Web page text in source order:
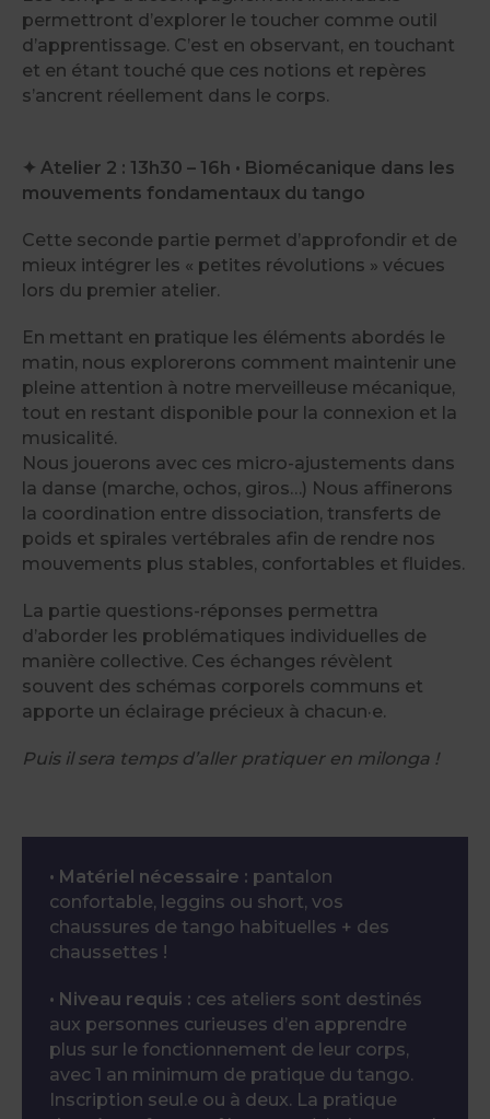
permettront d’explorer le toucher comme outil
d’apprentissage. C’est en observant, en touchant
et en étant touché que ces notions et repères
s’ancrent réellement dans le corps.
✦ Atelier 2 : 13h30 – 16h • Biomécanique dans les
mouvements fondamentaux du tango
Cette seconde partie permet d’approfondir et de
mieux intégrer les « petites révolutions » vécues
lors du premier atelier.
En mettant en pratique les éléments abordés le
matin, nous explorerons comment maintenir une
pleine attention à notre merveilleuse mécanique,
tout en restant disponible pour la connexion et la
musicalité.
Nous jouerons avec ces micro-ajustements dans
la danse (marche, ochos, giros…) Nous affinerons
la coordination entre dissociation, transferts de
poids et spirales vertébrales afin de rendre nos
mouvements plus stables, confortables et fluides.
La partie questions-réponses permettra
d’aborder les problématiques individuelles de
manière collective. Ces échanges révèlent
souvent des schémas corporels communs et
apporte un éclairage précieux à chacun·e.
Puis il sera temps d’aller pratiquer en milonga !
• Matériel nécessaire : pantalon
confortable, leggins ou short, vos
chaussures de tango habituelles + des
chaussettes !
• Niveau requis : ces ateliers sont destinés
aux personnes curieuses d’en apprendre
plus sur le fonctionnement de leur corps,
avec 1 an minimum de pratique du tango.
Inscription seul.e ou à deux. La pratique